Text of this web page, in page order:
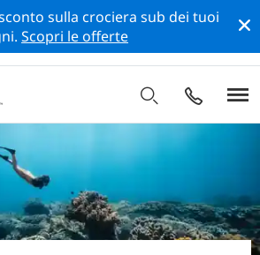
sulla crociera sub dei tuoi
Scopri le offerte